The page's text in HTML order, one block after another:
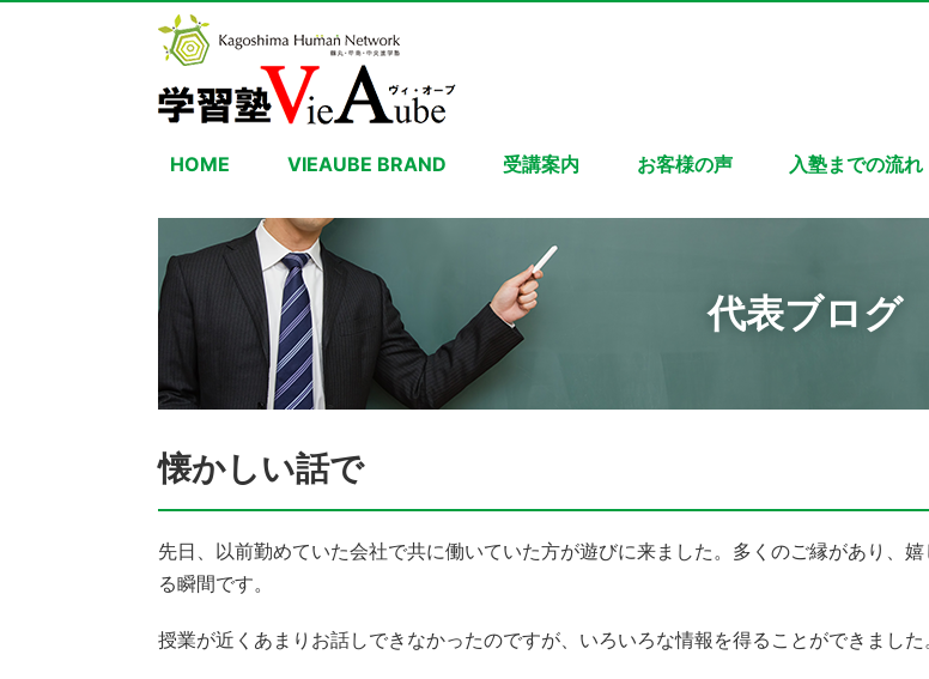
HOME VIEAUBE BRAND 受講案内 お客様の声 入塾までの流れ
代表ブログ
懐かしい話で
先日、以前勤めていた会社で共に働いていた方が遊びに来ました。多くのご縁があり、嬉
る瞬間です。
授業が近くあまりお話しできなかったのですが、いろいろな情報を得ることができました